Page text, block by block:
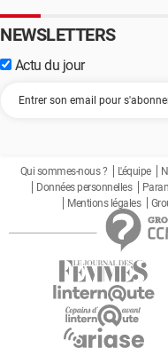
NEWSLETTERS
Actu du jour
Qui sommes-nous ? L'équipe
Données personnelles
Mentions légales